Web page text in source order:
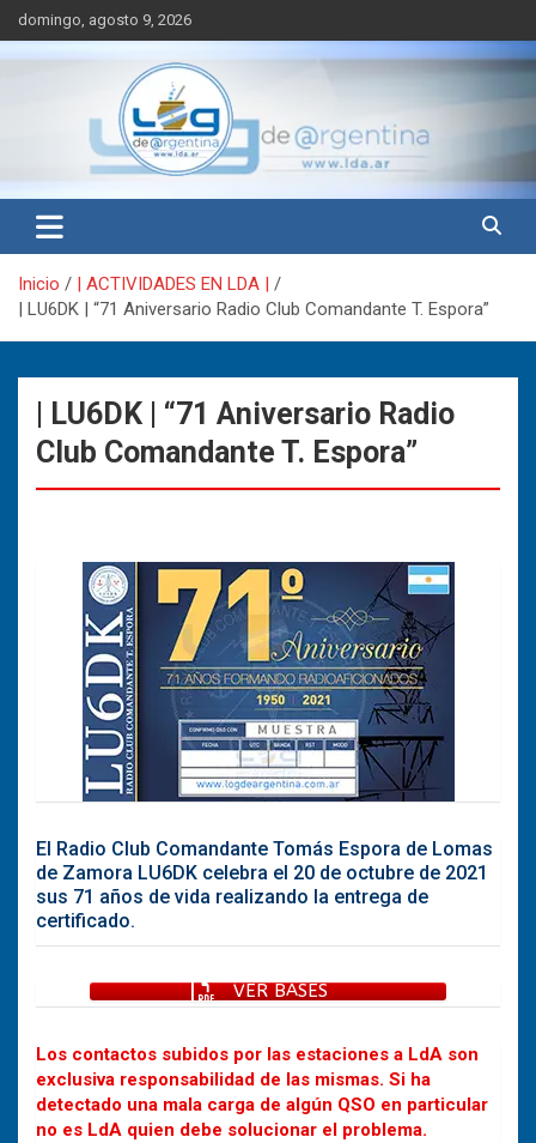
Saltar
al
contenido
domingo, agosto 9, 2026
LdA (Log de Argentina)
Inicio
| ACTIVIDADES EN LDA |
| LU6DK | “71 Aniversario Radio Club Comandante T. Espora”
| LU6DK | “71 Aniversario Radio
Club Comandante T. Espora”
El Radio Club Comandante Tomás Espora de Lomas
de Zamora LU6DK celebra el 20 de octubre de 2021
sus 71 años de vida realizando la entrega de
certificado.
VER BASES
Los contactos subidos por las estaciones a LdA son
exclusiva responsabilidad de las mismas. Si ha
detectado una mala carga de algún QSO en particular
no es LdA quien debe solucionar el problema.